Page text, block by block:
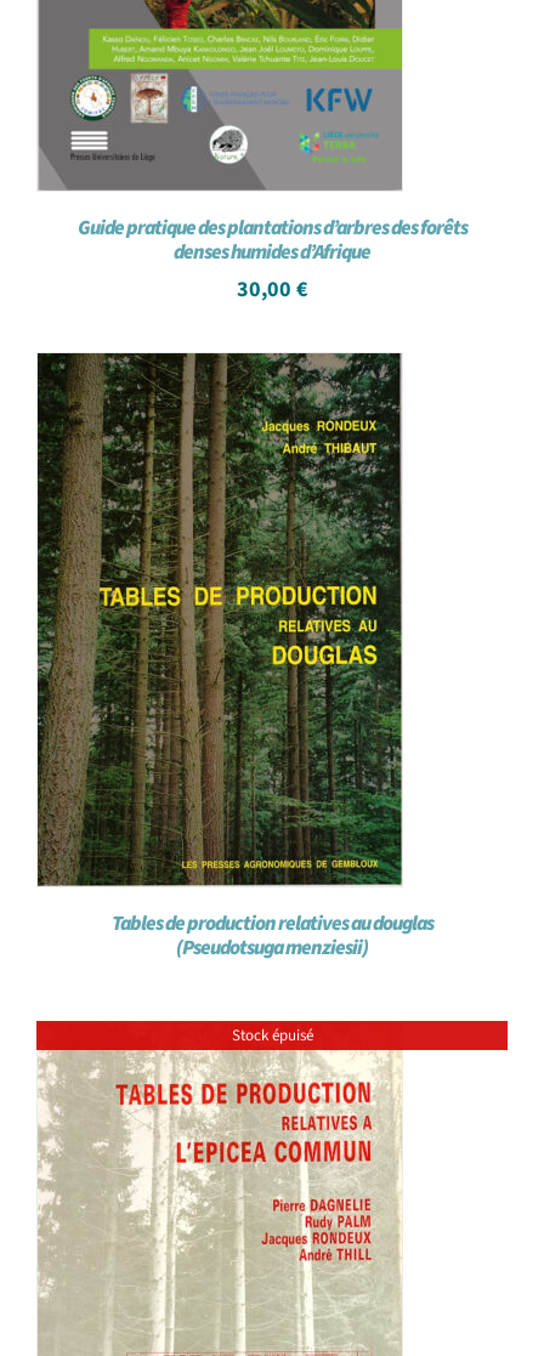
Guide pratique des plantations d’arbres des forêts
denses humides d’Afrique
30,00 €
Tables de production relatives au douglas
(Pseudotsuga menziesii)
Stock épuisé